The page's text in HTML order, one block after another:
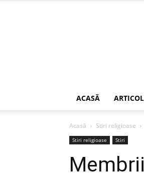
ACASĂ
Acasă Stiri religioase
Stiri religioase Stiri